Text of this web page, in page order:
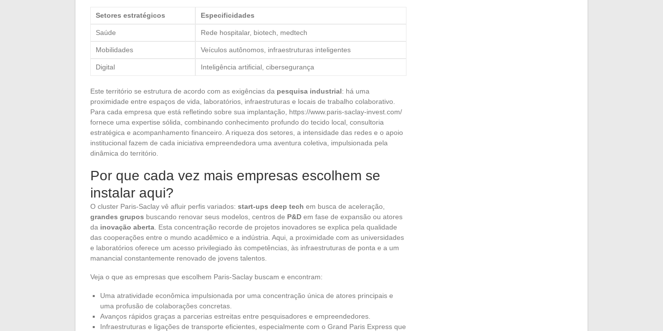
Setores estratégicos Especificidades
Saúde Rede hospitalar, biotech, medtech
Mobilidades Veículos autônomos, infraestruturas inteligentes
Digital Inteligência artificial, cibersegurança
Este território se estrutura de acordo com as exigências da pesquisa industrial: há uma
proximidade entre espaços de vida, laboratórios, infraestruturas e locais de trabalho colaborativo.
Para cada empresa que está refletindo sobre sua implantação, https://www.paris-saclay-invest.com/
fornece uma expertise sólida, combinando conhecimento profundo do tecido local, consultoria
estratégica e acompanhamento financeiro. A riqueza dos setores, a intensidade das redes e o apoio
institucional fazem de cada iniciativa empreendedora uma aventura coletiva, impulsionada pela
dinâmica do território.
Por que cada vez mais empresas escolhem se
instalar aqui?
O cluster Paris-Saclay vê afluir perfis variados: start-ups deep tech em busca de aceleração,
grandes grupos buscando renovar seus modelos, centros de P&D em fase de expansão ou atores
da inovação aberta . Esta concentração recorde de projetos inovadores se explica pela qualidade
das cooperações entre o mundo acadêmico e a indústria. Aqui, a proximidade com as universidades
e laboratórios oferece um acesso privilegiado às competências, às infraestruturas de ponta e a um
manancial constantemente renovado de jovens talentos.
Veja o que as empresas que escolhem Paris-Saclay buscam e encontram:
Uma atratividade econômica impulsionada por uma concentração única de atores principais e
uma profusão de colaborações concretas.
Avanços rápidos graças a parcerias estreitas entre pesquisadores e empreendedores.
Infraestruturas e ligações de transporte eficientes, especialmente com o Grand Paris Express que